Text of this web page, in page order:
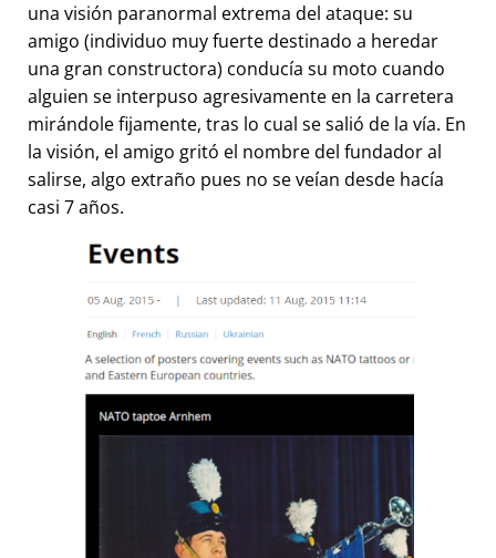
una visión paranormal extrema del ataque: su
amigo (individuo muy fuerte destinado a heredar
una gran constructora) conducía su moto cuando
alguien se interpuso agresivamente en la carretera
mirándole fijamente, tras lo cual se salió de la vía. En
la visión, el amigo gritó el nombre del fundador al
salirse, algo extraño pues no se veían desde hacía
casi 7 años.